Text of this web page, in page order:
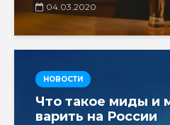
04.03.2020
НОВОСТИ
Что такое миды и
варить на России